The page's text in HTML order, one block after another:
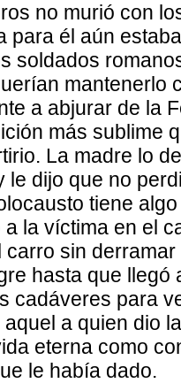
no murió con
para él aún
soldados
mantenerlo
a abjurar de la
más sublime
La madre lo
le dijo que no
tiene
la víctima en el
carro sin
hasta que llegó
cadáveres para
a quien dio
eterna como
le había dado.